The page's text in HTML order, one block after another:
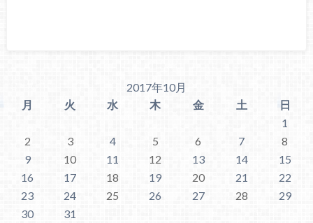
2017年10月
月
火 水 木 金 土
日
1
2
3 4 5 6 7
8
9
10 11 12 13 14
15
16
17 18 19 20 21
22
23
24 25 26 27 28
29
30
31